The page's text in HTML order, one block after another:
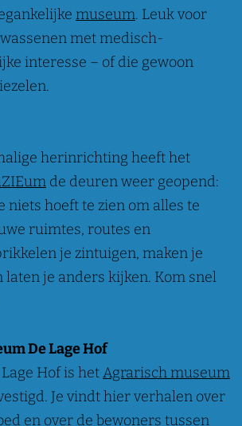
museum. Leuk voor
met medisch-
interesse – of die gewoon
herinrichting heeft het
de deuren weer geopend:
niets hoeft te zien om alles te
ruimtes, routes en
je zintuigen, maken je
je anders kijken. Kom snel
De Lage Hof
Hof is hetAgrarisch museum
Je vindt hier verhalen over
en over de bewoners tussen